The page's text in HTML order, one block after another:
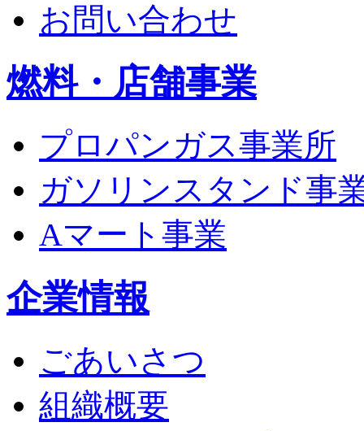
お問い合わせ
燃料・店舗事業
プロパンガス事業所
ガソリンスタンド事
Aマート事業
企業情報
ごあいさつ
組織概要